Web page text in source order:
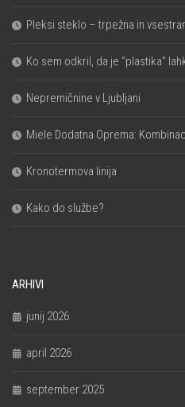
Pleksi steklo – trpežna in
Ko sem odkril, da je “plastika”
Nepremičnine v Ljubljani
Miele Dodatna Oprema:
Kronotermova linija
Kako do službe?
ARHIVI
junij 2026
april 2026
september 2025